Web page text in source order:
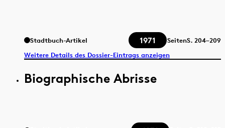
Stadtbuch-Artikel 1971 SeitenS. 204–209
Weitere Details des Dossier-Eintrags anzeigen
Biographische Abrisse